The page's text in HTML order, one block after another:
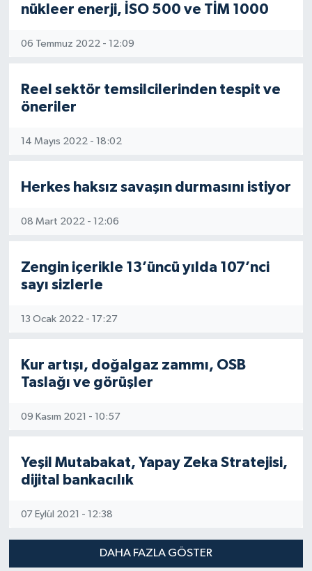
nükleer enerji, İSO 500 ve TİM 1000
06 Temmuz 2022 - 12:09
Reel sektör temsilcilerinden tespit ve
öneriler
14 Mayıs 2022 - 18:02
Herkes haksız savaşın durmasını istiyor
08 Mart 2022 - 12:06
Zengin içerikle 13’üncü yılda 107’nci
sayı sizlerle
13 Ocak 2022 - 17:27
Kur artışı, doğalgaz zammı, OSB
Taslağı ve görüşler
09 Kasım 2021 - 10:57
Yeşil Mutabakat, Yapay Zeka Stratejisi,
dijital bankacılık
07 Eylül 2021 - 12:38
DAHA FAZLA GÖSTER